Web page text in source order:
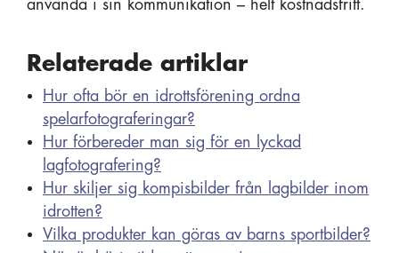
använda i sin kommunikation – helt kostnadsfritt.
Relaterade artiklar
Hur ofta bör en idrottsförening ordna
spelarfotograferingar?
Hur förbereder man sig för en lyckad
lagfotografering?
Hur skiljer sig kompisbilder från lagbilder inom
idrotten?
Vilka produkter kan göras av barns sportbilder?